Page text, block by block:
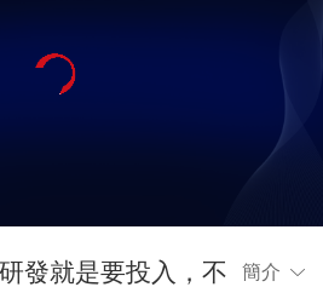
發就是要投入，不
簡介